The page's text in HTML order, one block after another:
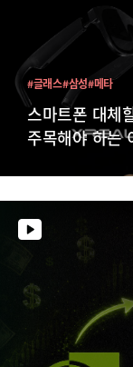
스마트폰 대체
주목해야 하는
#글래스#삼성#메타